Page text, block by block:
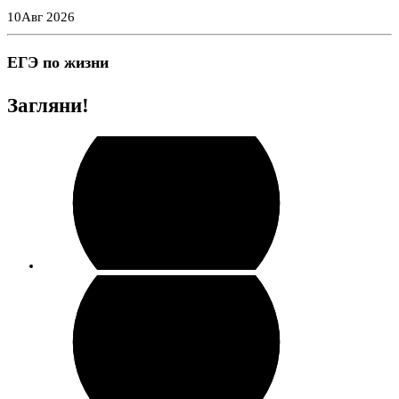
Перейти
к
содержимому
10Авг 2026
ЕГЭ по жизни
Загляни!